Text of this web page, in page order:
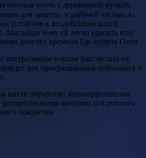
плоская кисть с деревянной ручкой,
для защиты, и рабочей частью из
устойчив к воздействию влаги.
благодаря чему ей легко красить или
долгого времени Где купить Ozon
натуральным ворсом рассчитана на
для прокрашивания небольших и
кисти обработан антикоррозийным
концами для ровного
покрытия.